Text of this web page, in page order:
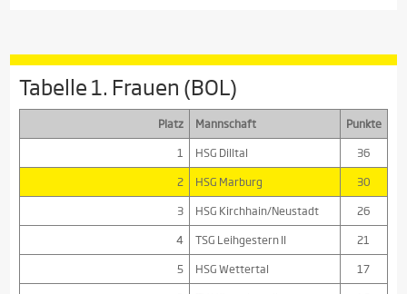
Tabelle 1. Frauen (BOL)
Platz Mannschaft
Punkte
1
HSG Dilltal
36
2
HSG Marburg
30
3
HSG Kirchhain/Neustadt
26
4
TSG Leihgestern II
21
5
HSG Wettertal
17